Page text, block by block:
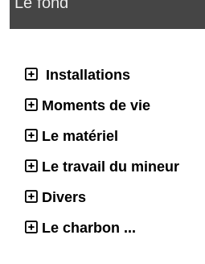
Installations
Moments de vie
Le matériel
Le travail du mineur
Divers
Le charbon ...